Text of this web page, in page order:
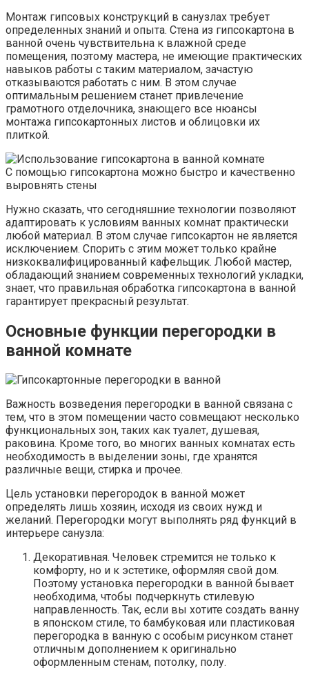
Монтаж гипсовых конструкций в санузлах требует
определенных знаний и опыта. Стена из гипсокартона в
ванной очень чувствительна к влажной среде
помещения, поэтому мастера, не имеющие практических
навыков работы с таким материалом, зачастую
отказываются работать с ним. В этом случае
оптимальным решением станет привлечение
грамотного отделочника, знающего все нюансы
монтажа гипсокартонных листов и облицовки их
плиткой.
С помощью гипсокартона можно быстро и качественно
выровнять стены
Нужно сказать, что сегодняшние технологии позволяют
адаптировать к условиям ванных комнат практически
любой материал. В этом случае гипсокартон не является
исключением. Спорить с этим может только крайне
низкоквалифицированный кафельщик. Любой мастер,
обладающий знанием современных технологий укладки,
знает, что правильная обработка гипсокартона в ванной
гарантирует прекрасный результат.
Основные функции перегородки в
ванной комнате
Важность возведения перегородки в ванной связана с
тем, что в этом помещении часто совмещают несколько
функциональных зон, таких как туалет, душевая,
раковина. Кроме того, во многих ванных комнатах есть
необходимость в выделении зоны, где хранятся
различные вещи, стирка и прочее.
Цель установки перегородок в ванной может
определять лишь хозяин, исходя из своих нужд и
желаний. Перегородки могут выполнять ряд функций в
интерьере санузла:
Декоративная. Человек стремится не только к
комфорту, но и к эстетике, оформляя свой дом.
Поэтому установка перегородки в ванной бывает
необходима, чтобы подчеркнуть стилевую
направленность. Так, если вы хотите создать ванну
в японском стиле, то бамбуковая или пластиковая
перегородка в ванную с особым рисунком станет
отличным дополнением к оригинально
оформленным стенам, потолку, полу.